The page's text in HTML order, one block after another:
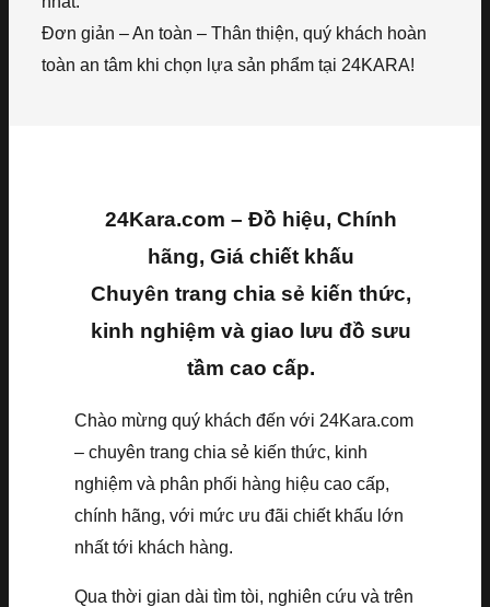
Đơn giản – An toàn – Thân thiện, quý khách hoàn
toàn an tâm khi chọn lựa sản phẩm tại 24KARA!
24Kara.com – Đồ hiệu, Chính
hãng, Giá chiết khấu
Chuyên trang chia sẻ kiến thức,
kinh nghiệm và giao lưu đồ sưu
tầm cao cấp.
Chào mừng quý khách đến với 24Kara.com
– chuyên trang chia sẻ kiến thức, kinh
nghiệm và phân phối hàng hiệu cao cấp,
chính hãng, với mức ưu đãi chiết khấu lớn
nhất tới khách hàng.
Qua thời gian dài tìm tòi, nghiên cứu và trên